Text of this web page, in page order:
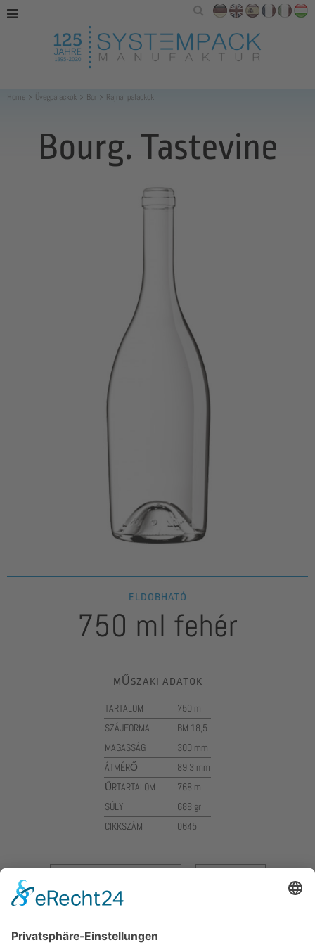
Home Üvegpalackok Bor Rajnai palackok
Bourg. Tastevine
ELDOBHATÓ
750 ml fehér
MŰSZAKI ADATOK
TARTALOM
750 ml
SZÁJFORMA
BM 18,5
MAGASSÁG
300 mm
ÁTMÉRŐ
89,3 mm
ŰRTARTALOM
768 ml
SÚLY
688 gr
CIKKSZÁM
0645